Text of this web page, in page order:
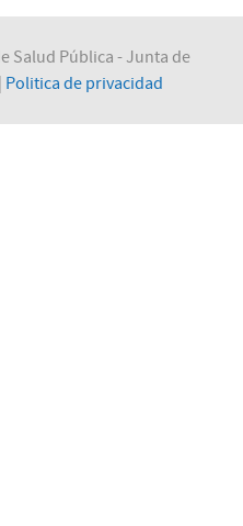
Salud Pública - Junta de
Politica de privacidad